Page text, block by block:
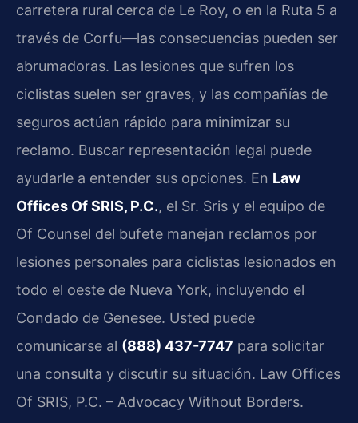
carretera rural cerca de Le Roy, o en la Ruta 5 a
través de Corfu—las consecuencias pueden ser
abrumadoras. Las lesiones que sufren los
ciclistas suelen ser graves, y las compañías de
seguros actúan rápido para minimizar su
reclamo. Buscar representación legal puede
ayudarle a entender sus opciones. En Law
Offices Of SRIS, P.C., el Sr. Sris y el equipo de
Of Counsel del bufete manejan reclamos por
lesiones personales para ciclistas lesionados en
todo el oeste de Nueva York, incluyendo el
Condado de Genesee. Usted puede
comunicarse al (888) 437-7747 para solicitar
una consulta y discutir su situación. Law Offices
Of SRIS, P.C. – Advocacy Without Borders.